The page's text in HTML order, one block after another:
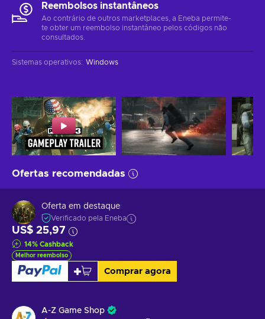
Reembolsos instantâneos
Ao contrário de outros marketplaces, a Eneba permite-
te obter um reembolso instantâneo pelos códigos não
consultados.
Sistemas operativos: Windows
Ofertas recomendadas
Oferta em destaque
Verificado pela Eneba
US$ 25,97
14% Cashback
Melhor reembolso
Comprar agora
A-Z Game Shop